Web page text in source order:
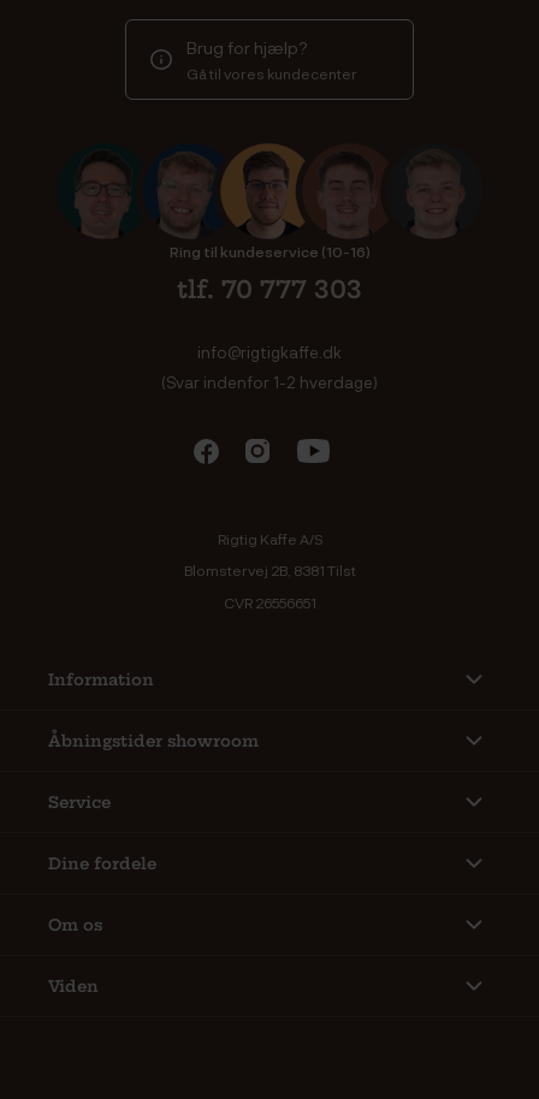
Brug for hjælp?
Gå til vores kundecenter
Ring til kundeservice (10-16)
tlf. 70 777 303
info@rigtigkaffe.dk
(Svar indenfor 1-2 hverdage)
Rigtig Kaffe A/S
Blomstervej 2B, 8381 Tilst
CVR 26556651
Information
Åbningstider showroom
Service
Dine fordele
Om os
Viden